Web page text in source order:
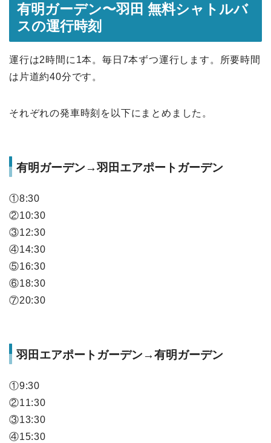
有明ガーデン〜羽田 無料シャトルバ
スの運行時刻
運行は2時間に1本。毎日7本ずつ運行します。所要時間
は片道約40分です。
それぞれの発車時刻を以下にまとめました。
有明ガーデン→羽田エアポートガーデン
①8:30
②10:30
③12:30
④14:30
⑤16:30
⑥18:30
⑦20:30
羽田エアポートガーデン→有明ガーデン
①9:30
②11:30
③13:30
④15:30